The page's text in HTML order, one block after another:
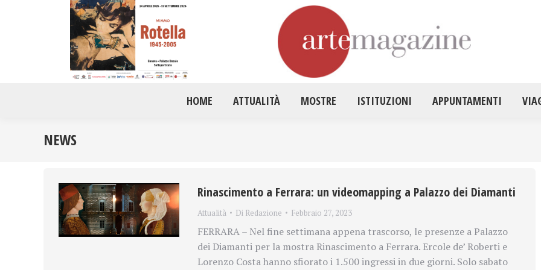
HOME ATTUALITÀ MOSTRE ISTITUZIONI APPUNTAMENTI
NEWS
Rinascimento a Ferrara: un videomapping a Palazzo dei Diamanti
Attualità Di Redazione Febbraio 27, 2023
FERRARA – Nel fine settimana appena trascorso, le presenze a Palazzo
dei Diamanti per la mostra Rinascimento a Ferrara. Ercole de’ Roberti e
Lorenzo Costa hanno sfiorato i 1.500 ingressi in due giorni. Solo sabato
HOME